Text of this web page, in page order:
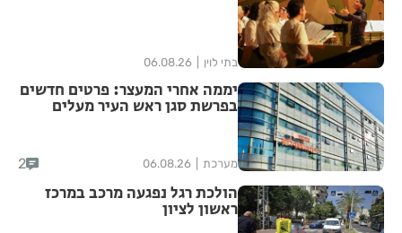
בתי לוין 06.08.26
יממה אחרי המעצר: פרטים חדשים
בפרשת סגן ראש העיר מעלים
מערכת 06.08.26
2
הולכת רגל נפגעה מרכב במרכז
ראשון לציון